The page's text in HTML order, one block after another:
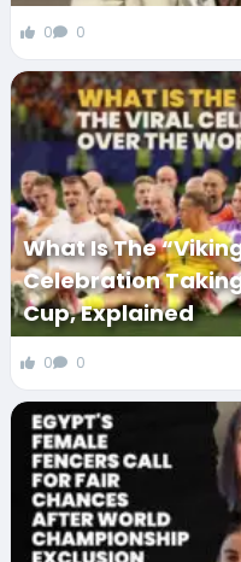
0 0
What Is The
Celebration
Cup, Explained
0 0